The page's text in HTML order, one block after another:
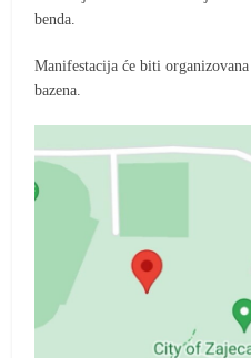
benda.
Manifestacija će biti
bazena.